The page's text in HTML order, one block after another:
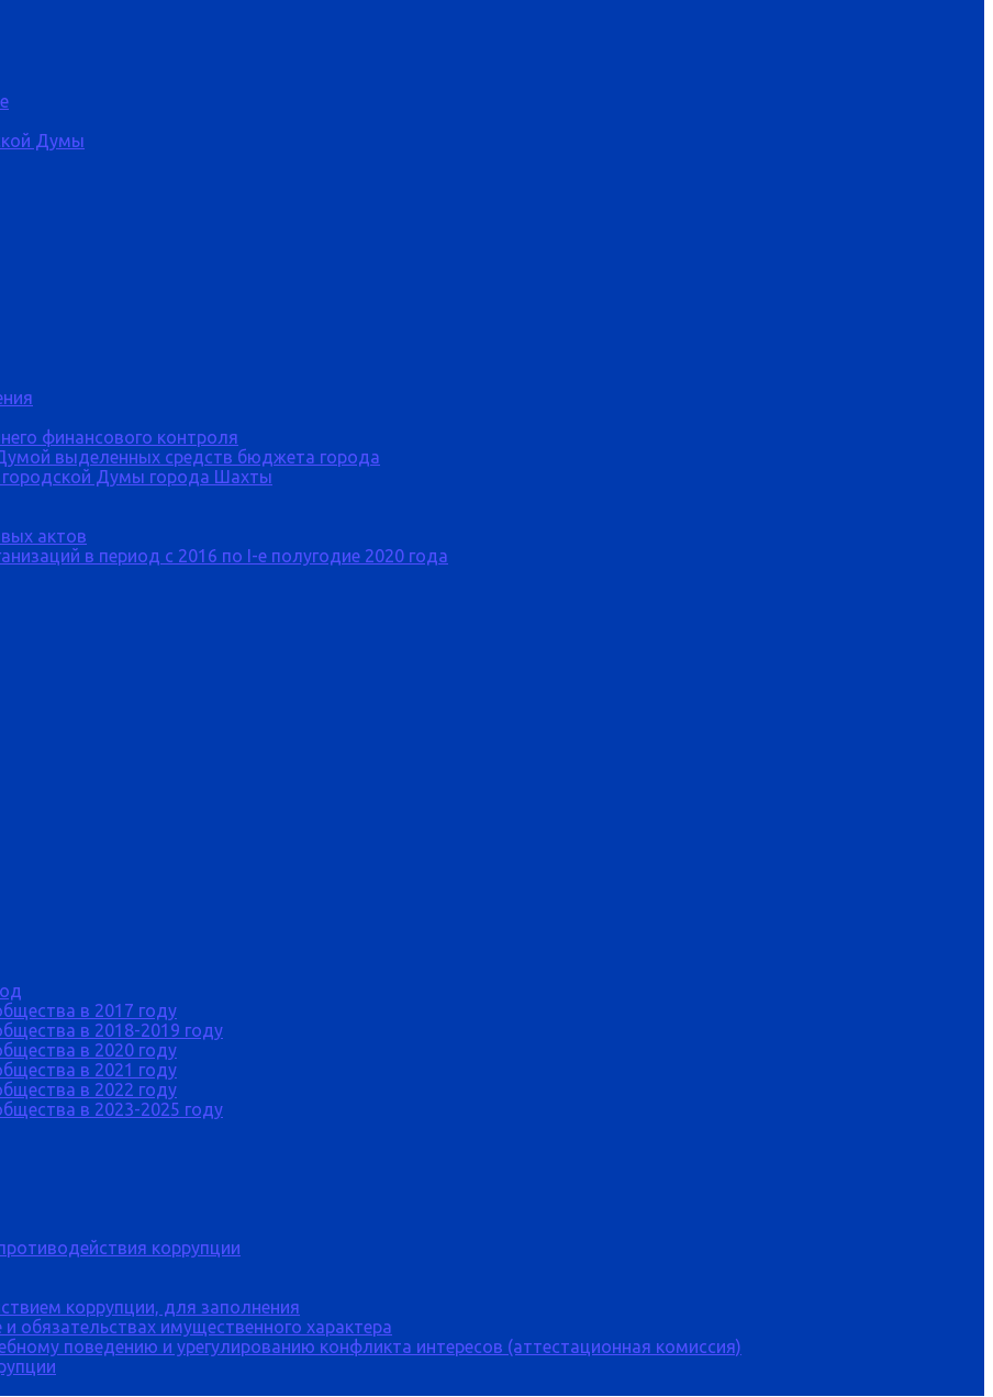
Думы
финансового контроля
выделенных средств бюджета города
Думы города Шахты
актов
в период с 2016 по I-е полугодие 2020 года
в 2017 году
в 2018-2019 году
в 2020 году
в 2021 году
в 2022 году
в 2023-2025 году
коррупции
коррупции, для заполнения
обязательствах имущественного характера
поведению и урегулированию конфликта интересов (аттестационная комиссия)